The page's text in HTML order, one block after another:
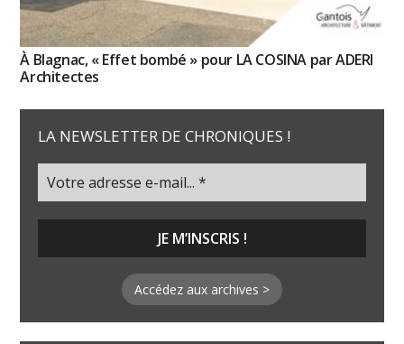
À Blagnac, « Effet bombé » pour LA COSINA par ADERI
Architectes
LA NEWSLETTER DE CHRONIQUES !
Accédez aux archives >